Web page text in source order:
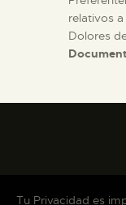
relativos
Dolores
Tu Privacidad es